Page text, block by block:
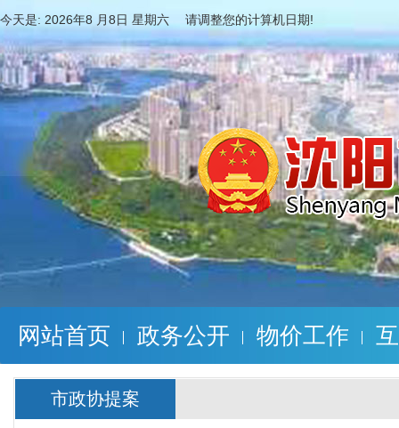
今天是: 2026年8 月8日 星期六 请调整您的计算机日期!
网站首页 政务公开 物价工作
市政协提案